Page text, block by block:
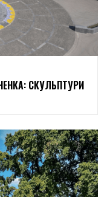
СКУЛЬПТУРИ